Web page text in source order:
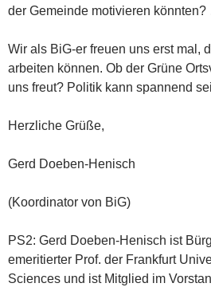
der Gemeinde motivieren
Wir als BiG-er freuen uns erst mal,
arbeiten können. Ob der Grüne
uns freut? Politik kann spannend
Herzliche Grüße,
Gerd Doeben-Henisch
(Koordinator von BiG)
PS2: Gerd Doeben-Henisch ist
emeritierter Prof. der Frankfurt
Sciences und ist Mitglied im